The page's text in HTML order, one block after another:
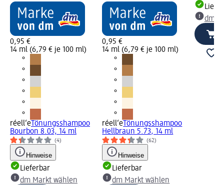
0,95 €
14 ml (6,79 € je 100 ml)
réell‘e Tönungsshampoo
Bourbon 8.03, 14 ml
(4)
Hinweise
Lieferbar
dm Markt wählen
0,95 €
14 ml (6,79 € je 100 ml)
réell‘e Tönungsshampoo
Hellbraun 5.73, 14 ml
(62)
Hinweise
Lieferbar
dm Markt wählen
dm